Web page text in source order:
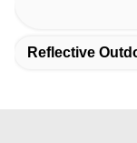
Reflective